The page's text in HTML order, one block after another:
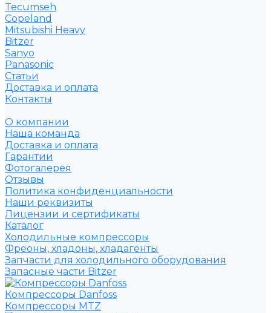
Tecumseh
Copeland
Mitsubishi Heavy
Bitzer
Sanyo
Рanasonic
Статьи
Доставка и оплата
Контакты
О компании
Наша команда
Доставка и оплата
Гарантии
Фотогалерея
Отзывы
Политика конфиденциальности
Наши реквизиты
Лицензии и сертификаты
Каталог
Холодильные компрессоры
Фреоны, хладоны, хладагенты
Запчасти для холодильного оборудования
Запасные части Bitzer
Компрессоры Danfoss
Компрессоры MTZ